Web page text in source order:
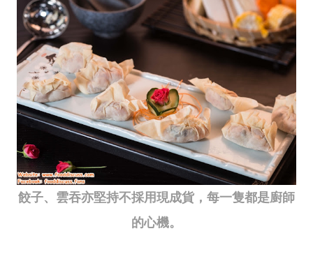
餃子、雲吞亦堅持不採用現成貨，每一隻都是廚師
的心機。